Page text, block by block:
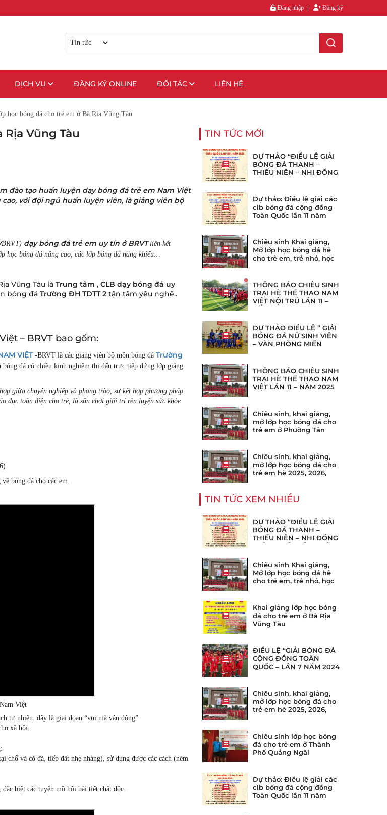
Đăng nhập Đăng ký
DỊCH VỤ ĐĂNG KÝ ONLINE ĐỐI TÁC LIÊN HỆ
học bóng đá cho trẻ em ở Bà Rịa Vũng Tàu
Vũng Tàu
đào tạo huấn luyện dạy bóng đá trẻ em Nam Việt
với đội ngủ huấn luyện viên, là giảng viên bộ
BRVT) dạy bóng đá trẻ em uy tín ở BRVTliên kết
học bóng đá nâng cao, các lớp bóng đá năng khiếu…
Vũng Tàu là Trung tâm , CLB dạy bóng đá uy
bóng đá Trường ĐH TDTT 2 tận tâm yêu nghề..
– BRVT bao gồm:
VIỆT-BRVT là các giảng viên bộ môn bóng đá Trường
bóng đá có nhiều kinh nghiệm thi đấu trực tiếp đứng lớp giảng
giữa chuyên nghiệp và phong trào, sự kết hợp phương pháp
dục toàn diện cho trẻ, là sân chơi giải trí rèn luyện sức khỏe
bóng đá cho các em.
Việt
tự nhiên. đây là giai đoạn “vui mà vận động”
xã hội.
và có đà, tiếp đất nhẹ nhàng), sử dụng được các cách (ném
biệt các tuyến mồ hôi bài tiết chất độc.
TIN TỨC MỚI
DỰ THẢO “ĐIỀU LỆ GIẢI
BÓNG ĐÁ THANH –
THIẾU NIÊN – NHI ĐỒNG
Dự thảo: Điều lệ giải các
clb bóng đá cộng đồng
Toàn Quốc lần 11 năm
Chiêu sinh Khai giảng,
Mở lớp học bóng đá hè
cho trẻ em, trẻ nhỏ, học
THÔNG BÁO CHIÊU SINH
TRẠI HÈ THỂ THAO NAM
VIỆT NỘI TRÚ LẦN 11 –
DỰ THẢO ĐIỀU LỆ ” GIẢI
BÓNG ĐÁ NỮ SINH VIÊN
– VĂN PHÒNG MIỀN
THÔNG BÁO CHIÊU SINH
TRẠI HÈ THỂ THAO NAM
VIỆT LẦN 11 – NĂM 2025
Chiêu sinh, khai giảng,
mở lớp học bóng đá cho
trẻ em ở Phường Tân
quận 7,4,6,8 Thành Phố
Hồ Chí Minh TpHCM
Chiêu sinh, khai giảng,
mở lớp học bóng đá cho
trẻ em hè 2025, 2026,
TIN TỨC XEM NHIỀU
DỰ THẢO “ĐIỀU LỆ GIẢI
BÓNG ĐÁ THANH –
THIẾU NIÊN – NHI ĐỒNG
Chiêu sinh Khai giảng,
Mở lớp học bóng đá hè
cho trẻ em, trẻ nhỏ, học
Khai giảng lớp học bóng
đá cho trẻ em ở Bà Rịa
Vũng Tàu
ĐIỀU LỆ “GIẢI BÓNG ĐÁ
CỘNG ĐỒNG TOÀN
QUỐC – LẦN 7 NĂM 2024
Chiêu sinh, khai giảng,
mở lớp học bóng đá cho
trẻ em hè 2025, 2026,
Chiêu sinh lớp học bóng
đá cho trẻ em ở Thành
Phố Quảng Ngãi
Dự thảo: Điều lệ giải các
clb bóng đá cộng đồng
Toàn Quốc lần 11 năm